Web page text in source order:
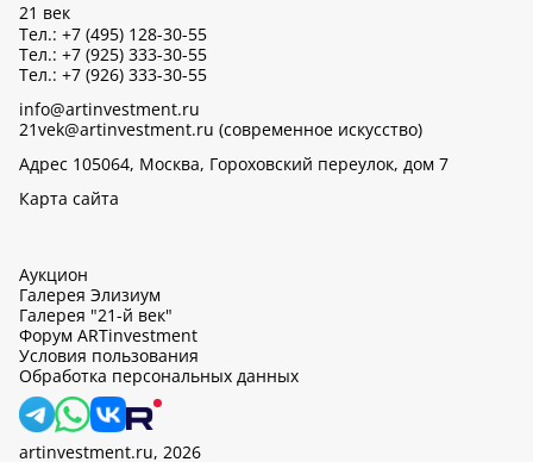
21 век
Тел.: +7 (495) 128-30-55
Тел.: +7 (925) 333-30-55
Тел.: +7 (926) 333-30-55
info@artinvestment.ru
21vek@artinvestment.ru (современное искусство)
Адрес 105064, Москва, Гороховский переулок, дом 7
Карта сайта
Аукцион
Галерея Элизиум
Галерея "21-й век"
Форум ARTinvestment
Условия пользования
Обработка персональных данных
artinvestment.ru, 2026